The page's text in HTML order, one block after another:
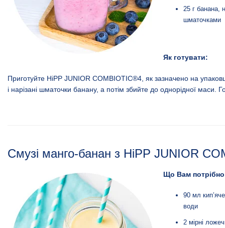
25 г банана,
шматочками
Як готувати:
Приготуйте HiPP JUNIOR COMBIOTIC®4 , як зазначено на
і нарізані шматочки банану, а потім збийте до однорідної маси.
Смузі манго-банан з HiPP JUNIOR
Що Вам
90 мл
води
2 мірні